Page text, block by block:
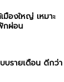
มืองใหญ่ เหมาะ
กผ่อน
บรายเดือน ดีกว่า